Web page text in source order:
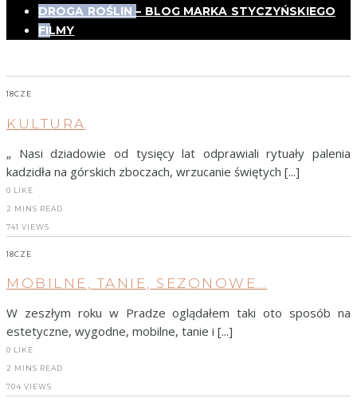
DROGA ROŚLIN – BLOG MARKA STYCZYŃSKIEGO
FILMY
18CZE
KULTURA
„ Nasi dziadowie od tysięcy lat odprawiali rytuały palenia
kadzidła na górskich zboczach, wrzucanie świętych [...]
0 LIKE
2 MINS READ
741 VIEWS
18CZE
MOBILNE, TANIE, SEZONOWE…
W zeszłym roku w Pradze oglądałem taki oto sposób na
estetyczne, wygodne, mobilne, tanie i [...]
0 LIKE
2 MINS READ
704 VIEWS